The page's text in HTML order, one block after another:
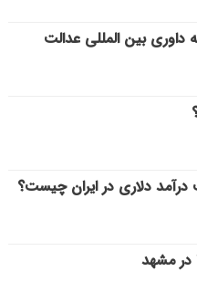
داوری بین المللی عدالت
دلاری در ایران چیست؟
در مشهد